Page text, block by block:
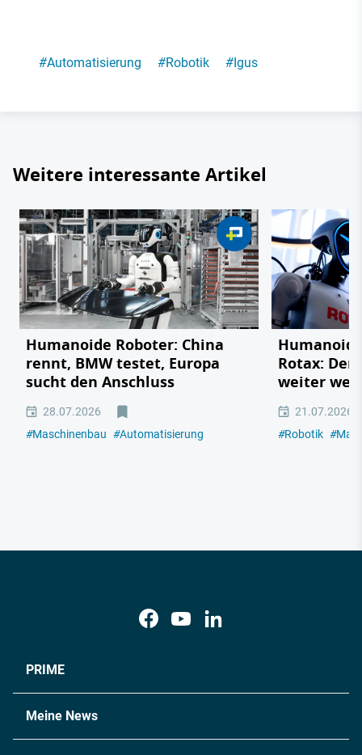
#Automatisierung #Robotik #Igus
Weitere interessante Artikel
Humanoide Roboter: China
rennt, BMW testet, Europa
sucht den Anschluss
28.07.2026
#Maschinenbau #Automatisierung
Rotax: Der
weiter
21.07.2026
#Robotik #
PRIME
Meine News